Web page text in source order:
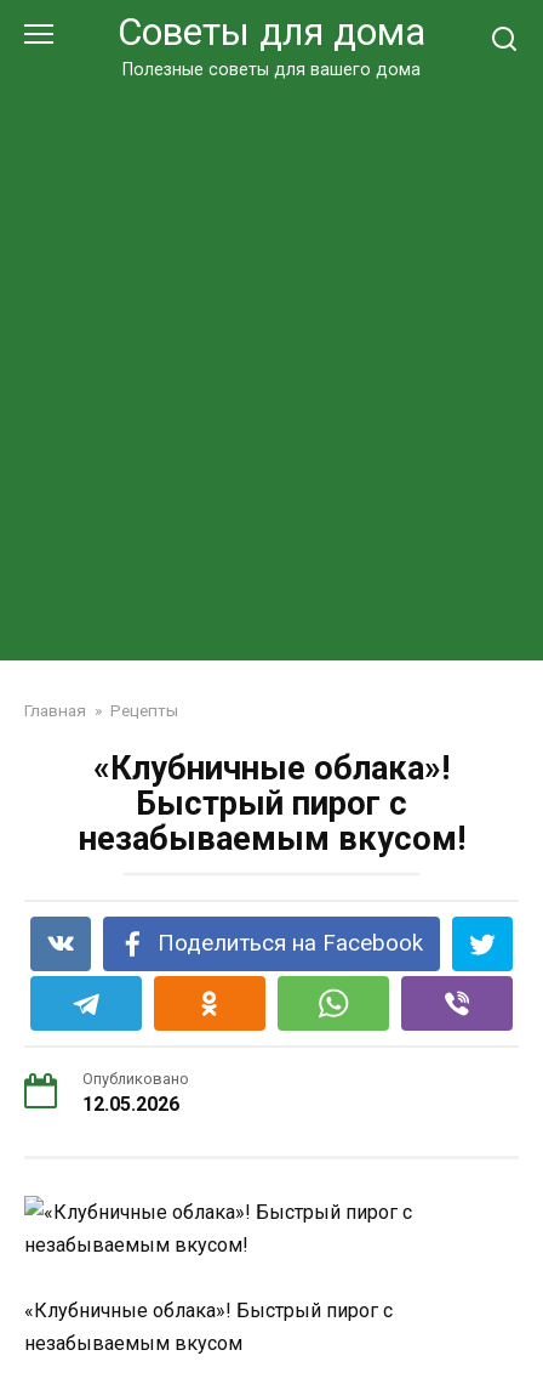
Советы для дома
Полезные советы для вашего дома
Главная » Рецепты
«Клубничные облака»!
Быстрый пирог с
незабываемым вкусом!
Поделиться на Facebook
Опубликовано
12.05.2026
«Клубничные облака»! Быстрый пирог с
незабываемым вкусом